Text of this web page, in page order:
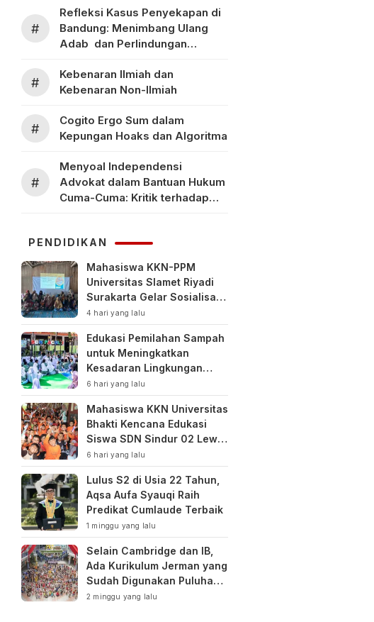
Salon Mitra, Selong Lombok
Timur
#
Refleksi Kasus Penyekapan di
Bandung: Menimbang Ulang
Adab dan Perlindungan
#
Kebenaran Ilmiah dan
Kebenaran Non-Ilmiah
#
Cogito Ergo Sum dalam
Kepungan Hoaks dan Algoritma
#
Menyoal Independensi
Advokat dalam Bantuan Hukum
Cuma-Cuma: Kritik terhadap
PENDIDIKAN
Mahasiswa KKN-PPM
Universitas Slamet Riyadi
Surakarta Gelar Sosialisasi
Pengelolaan Keuangan
Keluarga
4 hari yang lalu
Edukasi Pemilahan Sampah
untuk Meningkatkan
Kesadaran Lingkungan
Sejak Dini di SDN Pacul 1
dan TK Kartini
6 hari yang lalu
Mahasiswa KKN Universitas
Bhakti Kencana Edukasi
Siswa SDN Sindur 02 Lewat
Program SIGERCEP
6 hari yang lalu
Lulus S2 di Usia 22 Tahun,
Aqsa Aufa Syauqi Raih
Predikat Cumlaude Terbaik
1 minggu yang lalu
Selain Cambridge dan IB,
Ada Kurikulum Jerman yang
Sudah Digunakan Puluhan
Tahun di Indonesia
2 minggu yang lalu